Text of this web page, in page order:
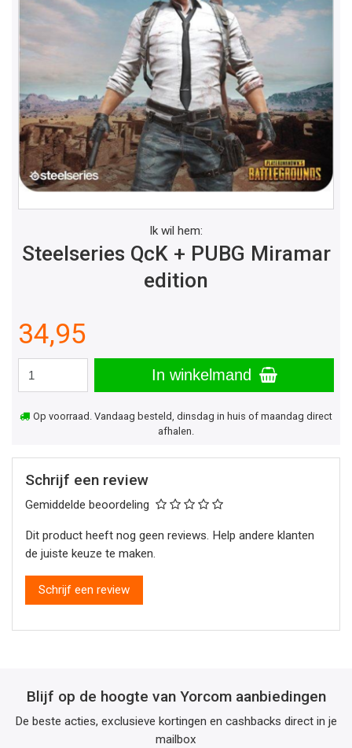
Ik wil hem:
Steelseries QcK + PUBG Miramar
edition
34,95
In winkelmand
Op voorraad. Vandaag besteld, dinsdag in huis of maandag direct
afhalen.
Schrijf een review
Gemiddelde beoordeling
Dit product heeft nog geen reviews. Help andere klanten
de juiste keuze te maken.
Schrijf een review
Blijf op de hoogte van Yorcom aanbiedingen
De beste acties, exclusieve kortingen en cashbacks direct in je
mailbox